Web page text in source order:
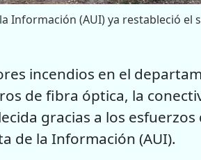
Información (AUI) ya restableció
incendios en el
de fibra óptica, la
gracias a los esfuerzos
de la Información (AUI).